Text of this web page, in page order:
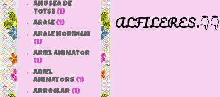
ANUSKA DE
TOYSE (1)
ARALE (1)
ARALE NORIMAKI
(1)
ARIEL ANIMATOR
(1)
ARIEL
ANIMATORS (1)
arreglar (1)